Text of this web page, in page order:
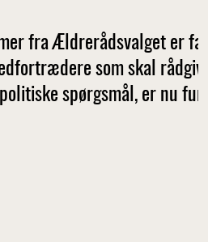
fra Ældrerådsvalget er
som skal
spørgsmål, er nu